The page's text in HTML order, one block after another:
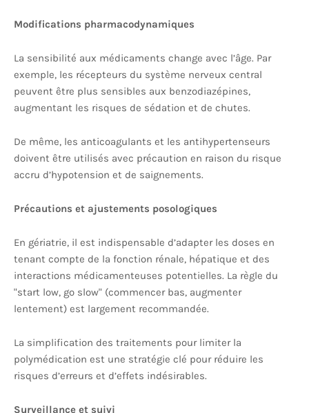
Modifications pharmacodynamiques
La sensibilité aux médicaments change avec l’âge. Par
exemple, les récepteurs du système nerveux central
peuvent être plus sensibles aux benzodiazépines,
augmentant les risques de sédation et de chutes.
De même, les anticoagulants et les antihypertenseurs
doivent être utilisés avec précaution en raison du risque
accru d’hypotension et de saignements.
Précautions et ajustements posologiques
En gériatrie, il est indispensable d’adapter les doses en
tenant compte de la fonction rénale, hépatique et des
interactions médicamenteuses potentielles. La règle du
"start low, go slow" (commencer bas, augmenter
lentement) est largement recommandée.
La simplification des traitements pour limiter la
polymédication est une stratégie clé pour réduire les
risques d’erreurs et d’effets indésirables.
Surveillance et suivi